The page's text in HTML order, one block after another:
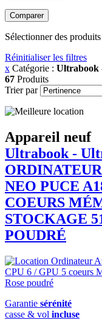
Comparer
Sélectionner des
Réinitialiser les filtres
x Catégorie : Ultrabook
67 Produits
Trier par
Appareil neuf
Ultrabook -
NEO PUCE
COEURS
STOCKAGE
POUDRÉ
Garantie sérénité
casse & vol incluse